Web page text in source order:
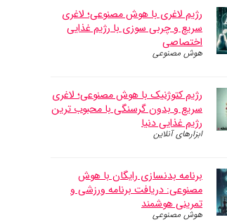
رژیم لاغری با هوش مصنوعی؛ لاغری
سریع و چربی سوزی با رژیم غذایی
اختصاصی
هوش مصنوعی
رژیم کتوژنیک با هوش مصنوعی؛ لاغری
سریع و بدون گرسنگی با محبوب ترین
رژیم غذایی دنیا
ابزارهای آنلاین
برنامه بدنسازی رایگان با هوش
مصنوعی: دریافت برنامه ورزشی و
تمرینی هوشمند
هوش مصنوعی